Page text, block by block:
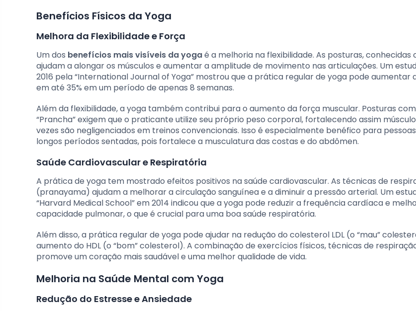
Benefícios Físicos da Yoga
Melhora da Flexibilidade e Força
Um dos benefícios mais visíveis da yogaé a melhoria na flexibilidade. As posturas, conhecidas
ajudam a alongar os músculos e aumentar a amplitude de movimento nas articulações. Um
2016 pela “International Journal of Yoga” mostrou que a prática regular de yoga pode aumentar
em até 35% em um período de apenas 8 semanas.
Além da flexibilidade, a yoga também contribui para o aumento da força muscular. Posturas
“Prancha” exigem que o praticante utilize seu próprio peso corporal, fortalecendo assim
vezes são negligenciados em treinos convencionais. Isso é especialmente benéfico para
longos períodos sentadas, pois fortalece a musculatura das costas e do abdômen.
Saúde Cardiovascular e Respiratória
A prática de yoga tem mostrado efeitos positivos na saúde cardiovascular. As técnicas de
(pranayama) ajudam a melhorar a circulação sanguínea e a diminuir a pressão arterial. Um
“Harvard Medical School” em 2014 indicou que a yoga pode reduzir a frequência cardíaca e
capacidade pulmonar, o que é crucial para uma boa saúde respiratória.
Além disso, a prática regular de yoga pode ajudar na redução do colesterol LDL (o “mau”
aumento do HDL (o “bom” colesterol). A combinação de exercícios físicos, técnicas de
promove um coração mais saudável e uma melhor qualidade de vida.
Melhoria na Saúde Mental com Yoga
Redução do Estresse e Ansiedade